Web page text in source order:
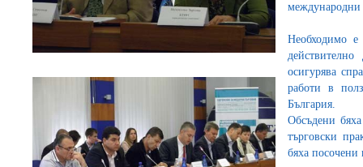
международни
Необходимо е
осигурява
работи в
България.
Обсъдени
търговски
бяха посочени